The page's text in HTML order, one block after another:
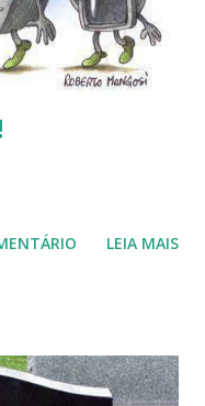
LEIA MAIS